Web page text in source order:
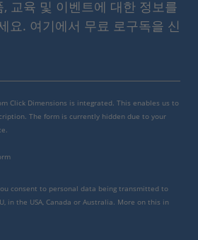
교육 및 이벤트에 대한 정보를
요. 여기에서 무료 로구독을 신
Click Dimensions is integrated. This enables us to
The form is currently hidden due to your
consent to personal data being transmitted to
in the USA, Canada or Australia. More on this in